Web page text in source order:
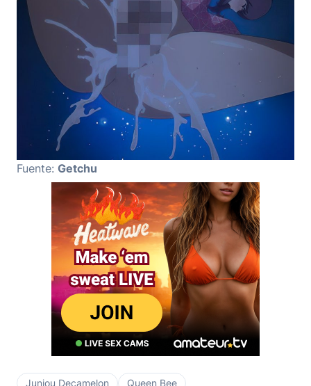
Fuente: Getchu
Junjou Decamelon Queen Bee